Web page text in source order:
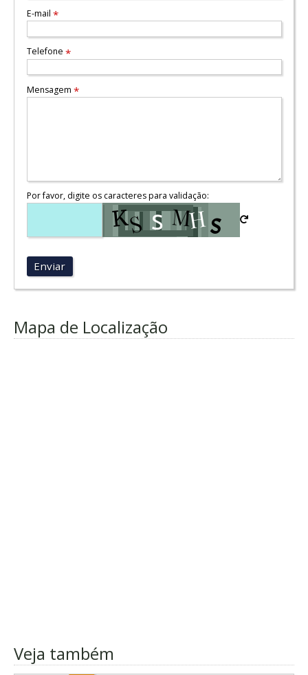
E-mail *
Telefone *
Mensagem *
Por favor, digite os caracteres para validação:
Enviar
Mapa de Localização
Veja também